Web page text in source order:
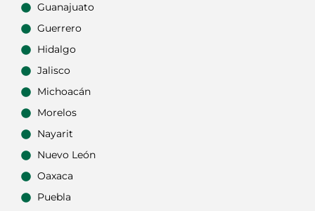
Guanajuato
Guerrero
Hidalgo
Jalisco
Michoacán
Morelos
Nayarit
Nuevo León
Oaxaca
Puebla